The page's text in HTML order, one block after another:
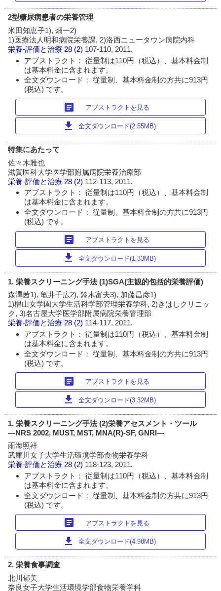
2型糖尿病患者の栄養管理
米田知恵子1), 畑一2)
1)医療法人明和病院栄養課, 2)洛西ニュータウン病院内科
栄養-評価と治療 28 (2) 107-110, 2011.
アブストラクト： 従量制は110円（税込）、基本料金制
は基本料金に含まれます。
全文ダウンロード： 従量制、基本料金制の方共に913円
(税込) です。
article アブストラクトを見る
download 全文ダウンロード(2.55MB)
特集にあたって
佐々木雅也
滋賀医科大学医学部附属病院栄養治療部
栄養-評価と治療 28 (2) 112-113, 2011.
アブストラクト： 従量制は110円（税込）、基本料金制
は基本料金に含まれます。
全文ダウンロード： 従量制、基本料金制の方共に913円
(税込) です。
article アブストラクトを見る
download 全文ダウンロード(1.33MB)
1. 栄養スクリーニング手法 (1)SGA(主観的包括的栄養評価)
森澤茜1), 亀井千広2), 鈴木富夫3), 加藤昌彦1)
1)椙山女学園大学生活科学部管理栄養学科, 2)きはしクリニッ
ク, 3)名古屋大学医学部附属病院栄養管理部
栄養-評価と治療 28 (2) 114-117, 2011.
アブストラクト： 従量制は110円（税込）、基本料金制
は基本料金に含まれます。
全文ダウンロード： 従量制、基本料金制の方共に913円
(税込) です。
article アブストラクトを見る
download 全文ダウンロード(3.32MB)
1. 栄養スクリーニング手法 (2)栄養アセスメント・ツール
―NRS 2002, MUST, MST, MNA(R)-SF, GNRI―
雨海照祥
武庫川女子大学生活環境学部食物栄養学科
栄養-評価と治療 28 (2) 118-123, 2011.
アブストラクト： 従量制は110円（税込）、基本料金制
は基本料金に含まれます。
全文ダウンロード： 従量制、基本料金制の方共に913円
(税込) です。
article アブストラクトを見る
download 全文ダウンロード(4.98MB)
2. 栄養食事調査
北川郁美
奈良女子大学生活環境学部食物栄養学科